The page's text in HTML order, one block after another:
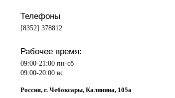
Телефоны
[8352] 378812
Рабочее время:
09:00-21:00 пн-сб
09:00-20:00 вс
Россия, г. Чебоксары, Калинина, 105а